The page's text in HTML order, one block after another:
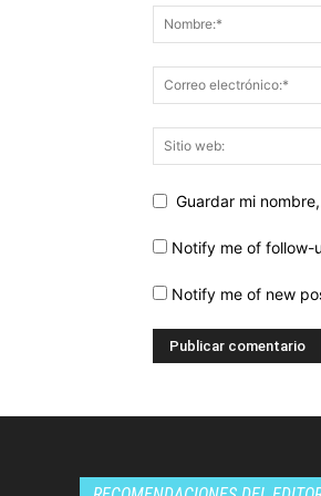
Guardar mi
Notify me of follow-
Notify me of new